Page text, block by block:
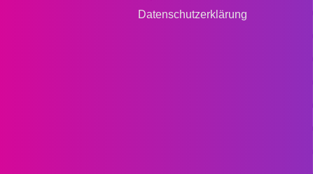
Datenschutzerklärung